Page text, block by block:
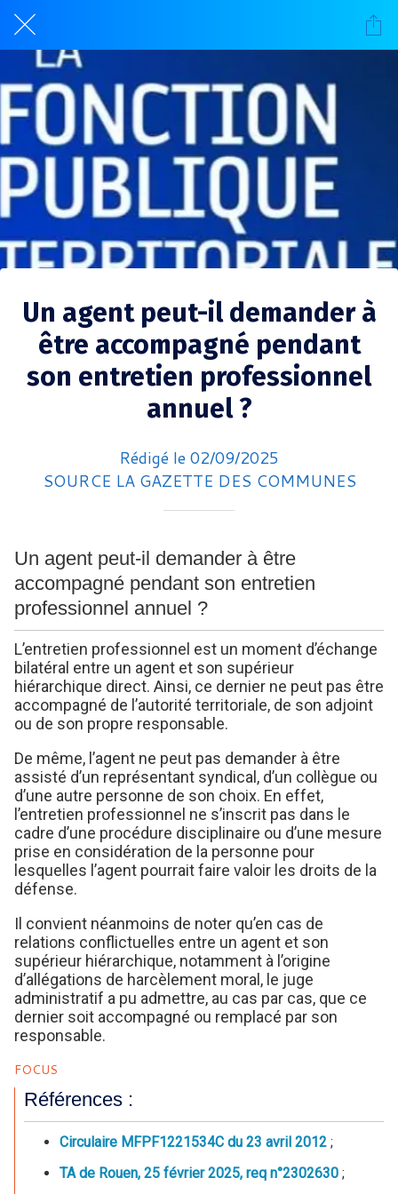
Un agent peut-il demander à
être accompagné pendant
son entretien professionnel
annuel ?
Rédigé le 02/09/2025
SOURCE LA GAZETTE DES COMMUNES
Un agent peut-il demander à être
accompagné pendant son entretien
professionnel annuel ?
L’entretien professionnel est un moment d’échange
bilatéral entre un agent et son supérieur
hiérarchique direct. Ainsi, ce dernier ne peut pas être
accompagné de l’autorité territoriale, de son adjoint
ou de son propre responsable.
De même, l’agent ne peut pas demander à être
assisté d’un représentant syndical, d’un collègue ou
d’une autre personne de son choix. En effet,
l’entretien professionnel ne s’inscrit pas dans le
cadre d’une procédure disciplinaire ou d’une mesure
prise en considération de la personne pour
lesquelles l’agent pourrait faire valoir les droits de la
défense.
Il convient néanmoins de noter qu’en cas de
relations conflictuelles entre un agent et son
supérieur hiérarchique, notamment à l’origine
d’allégations de harcèlement moral, le juge
administratif a pu admettre, au cas par cas, que ce
dernier soit accompagné ou remplacé par son
responsable.
FOCUS
Références :
Circulaire MFPF1221534C du 23 avril 2012 ;
TA de Rouen, 25 février 2025, req n°2302630 ;